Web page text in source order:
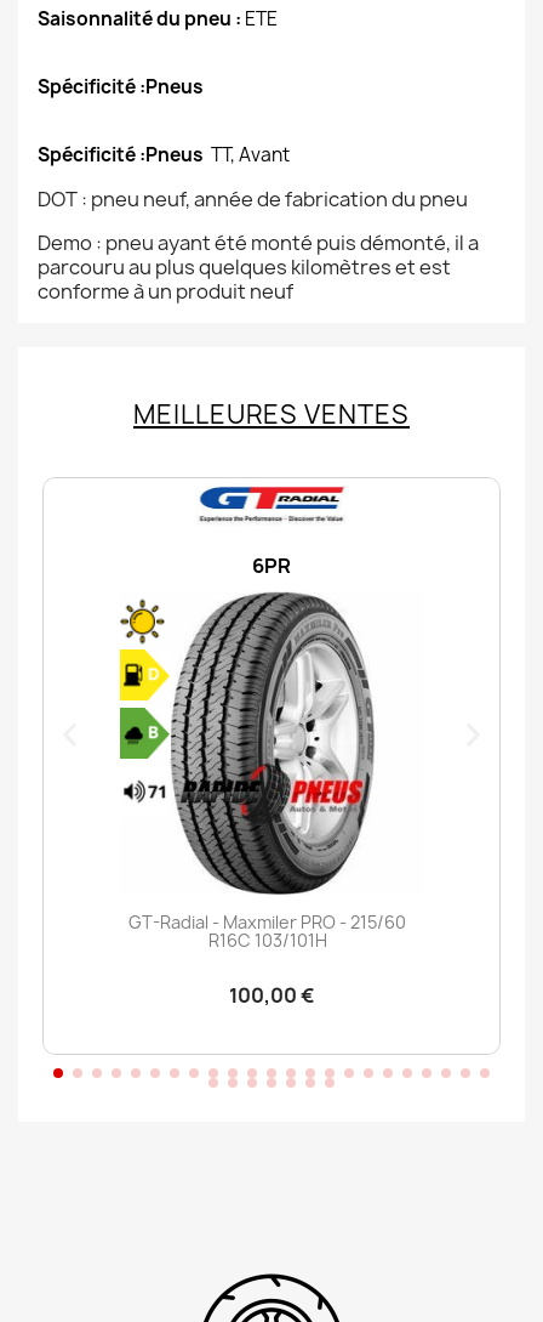
Saisonnalité du pneu : ETE
Spécificité :Pneus
Spécificité :Pneus TT, Avant
DOT : pneu neuf, année de fabrication du pneu
Demo : pneu ayant été monté puis démonté, il a
parcouru au plus quelques kilomètres et est
conforme à un produit neuf
MEILLEURES VENTES
6PR
GT-Radial - Maxmiler PRO - 215/60
R16C 103/101H
100,00 €